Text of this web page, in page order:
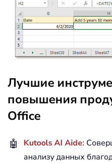
Лучшие
повышения
Office
🤖 Kutools AI Aide:
анализу данных